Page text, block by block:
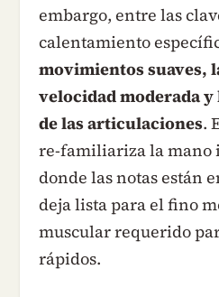
embargo, entre las
calentamiento
movimientos suaves,
velocidad moderada
de las articulaciones.
re-familiariza la mano
donde las notas están
deja lista para el fino
muscular requerido
rápidos.